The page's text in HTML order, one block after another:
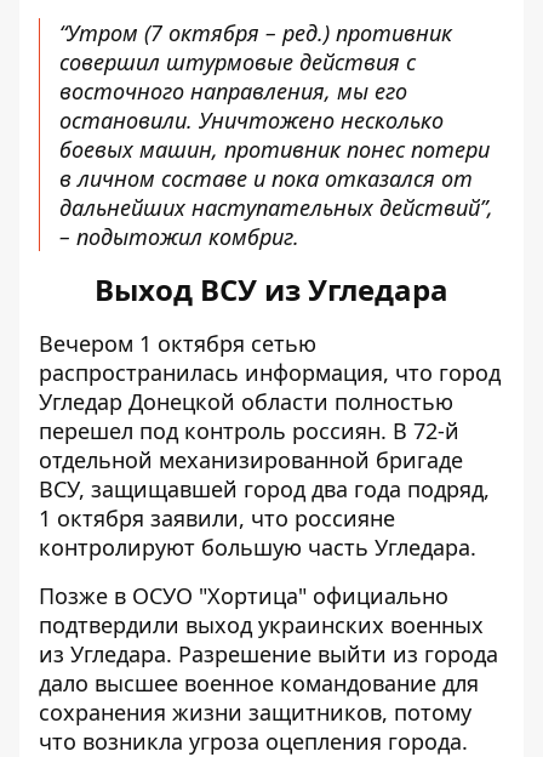
“Утром (7 октября – ред.) противник
совершил штурмовые действия с
восточного направления, мы его
остановили. Уничтожено несколько
боевых машин, противник понес потери
в личном составе и пока отказался от
дальнейших наступательных действий”,
– подытожил комбриг.
Выход ВСУ из Угледара
Вечером 1 октября сетью
распространилась информация, что город
Угледар Донецкой области полностью
перешел под контроль россиян. В 72-й
отдельной механизированной бригаде
ВСУ, защищавшей город два года подряд,
1 октября заявили, что россияне
контролируют большую часть Угледара.
Позже в ОСУО "Хортица" официально
подтвердили выход украинских военных
из Угледара. Разрешение выйти из города
дало высшее военное командование для
сохранения жизни защитников, потому
что возникла угроза оцепления города.